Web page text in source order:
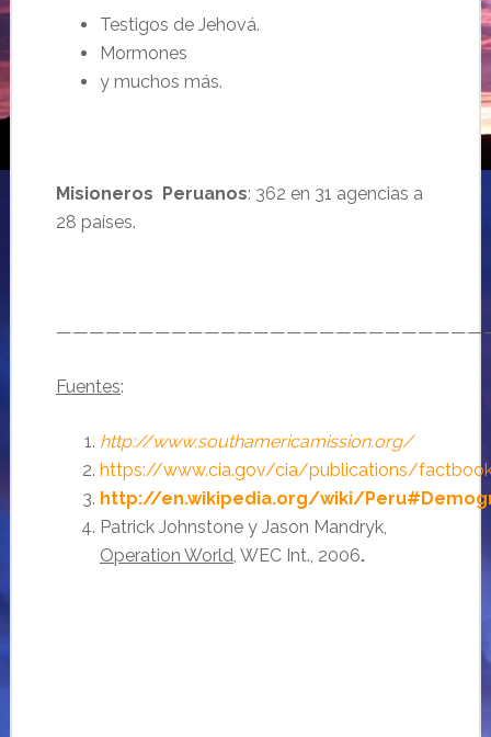
Testigos de Jehová.
Mormones
y muchos más.
Misioneros Peruanos: 362 en 31 agencias a
28 países.
Fuentes:
http://www.southamericamission.org/
https://www.cia.gov/cia/publications/
http://en.wikipedia.org/wiki/
Patrick Johnstone y Jason Mandryk,
Operation World, WEC Int., 2006.